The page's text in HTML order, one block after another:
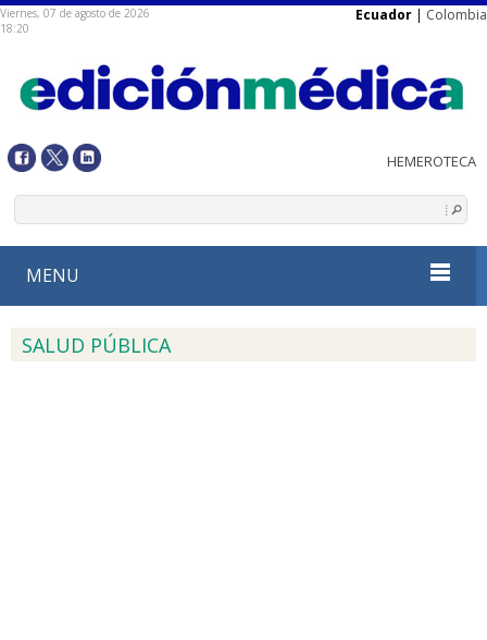
Viernes, 07 de agosto de 2026
18:20
Ecuador | Colombia
MENU
SALUD PÚBLICA